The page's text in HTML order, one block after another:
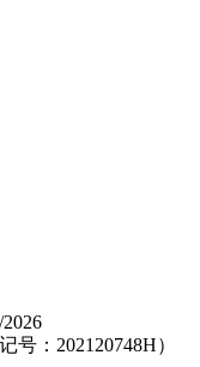
：202120748H）